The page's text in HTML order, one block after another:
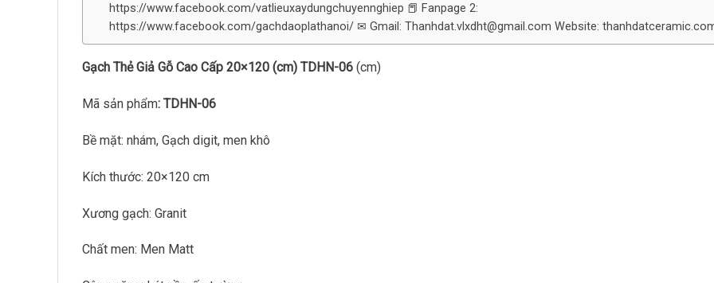
https://www.facebook.com/vatlieuxaydungchuyennghiep 📕 Fanpage 2:
https://www.facebook.com/gachdaoplathanoi/ ✉ Gmail: Thanhdat.vlxdht@gmail.com Website:
Gạch Thẻ Giả Gỗ Cao Cấp 20×120 (cm) TDHN-06 (cm)
Mã sản phẩm: TDHN-06
Bề mặt: nhám, Gạch digit, men khô
Kích thước: 20×120 cm
Xương gạch: Granit
Chất men: Men Matt